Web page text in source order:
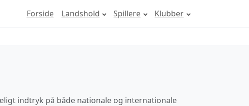
Forside Landshold Spillere Klubber
indtryk på både nationale og internationale